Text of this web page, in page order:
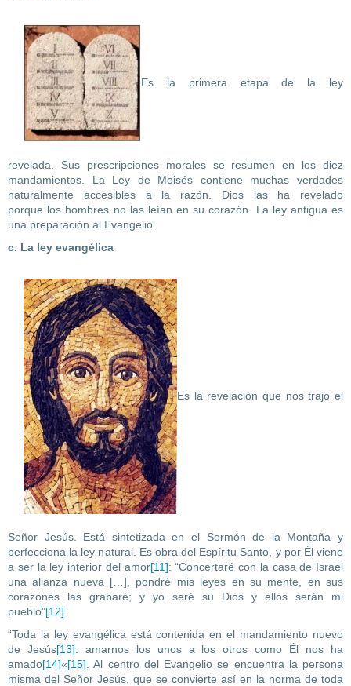
Es la primera etapa de la ley
revelada. Sus prescripciones morales se resumen en los diez
mandamientos. La Ley de Moisés contiene muchas verdades
naturalmente accesibles a la razón. Dios las ha revelado
porque los hombres no las leían en su corazón. La ley antigua es
una preparación al Evangelio.
c. La ley evangélica
Es la revelación que nos trajo el
Señor Jesús. Está sintetizada en el Sermón de la Montaña y
perfecciona la ley natural. Es obra del Espíritu Santo, y por Él viene
a ser la ley interior del amor[11]: “Concertaré con la casa de Israel
una alianza nueva […], pondré mis leyes en su mente, en sus
corazones las grabaré; y yo seré su Dios y ellos serán mi
pueblo”[12]
“Toda la ley evangélica está contenida en el mandamiento nuevo
de Jesús[13]: amarnos los unos a los otros como Él nos ha
amado[14]«[15] . Al centro del Evangelio se encuentra la persona
misma del Señor Jesús, que se convierte así en la norma de toda